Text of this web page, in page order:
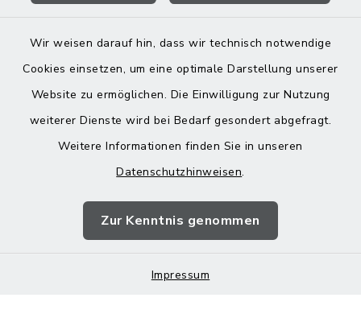
Wir weisen darauf hin, dass wir technisch notwendige
Cookies einsetzen, um eine optimale Darstellung unserer
Website zu ermöglichen. Die Einwilligung zur Nutzung
weiterer Dienste wird bei Bedarf gesondert abgefragt.
Weitere Informationen finden Sie in unseren
Datenschutzhinweisen.
Zur Kenntnis genommen
Impressum
Barrierefreiheit
Impressum
Sitemap